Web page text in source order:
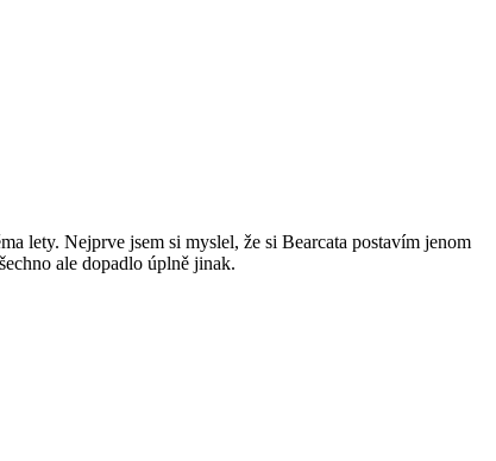
lety. Nejprve jsem si myslel, že si Bearcata postavím jenom
ale dopadlo úplně jinak.